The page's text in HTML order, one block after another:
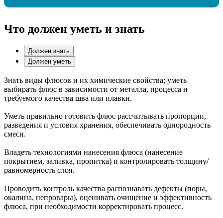
Что должен уметь и знать
Должен знать
Должен уметь
Знать виды флюсов и их химические свойства; уметь
выбирать флюс в зависимости от металла, процесса и
требуемого качества шва или плавки.
Уметь правильно готовить флюс рассчитывать пропорции,
разведения и условия хранения, обеспечивать однородность
смеси.
Владеть технологиями нанесения флюса (нанесение
покрытием, заливка, пропитка) и контролировать толщину/
равномерность слоя.
Проводить контроль качества распознавать дефекты (поры,
окалина, непровары), оценивать очищение и эффективность
флюса, при необходимости корректировать процесс.